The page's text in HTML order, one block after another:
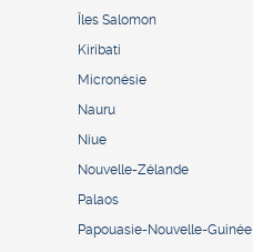
Îles Salomon
Kiribati
Micronésie
Nauru
Niue
Nouvelle-Zélande
Palaos
Papouasie-Nouvelle-Guinée